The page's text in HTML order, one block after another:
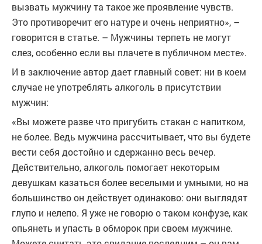
вызвать мужчину та такое же проявление чувств.
Это противоречит его натуре и очень неприятно», –
говорится в статье. – Мужчины терпеть не могут
слез, особенно если вы плачете в публичном месте».
И в заключение автор дает главный совет: ни в коем
случае не употреблять алкоголь в присутствии
мужчин:
«Вы можете разве что пригубить стакан с напитком,
не более. Ведь мужчина рассчитывает, что вы будете
вести себя достойно и сдержанно весь вечер.
Действительно, алкоголь помогает некоторым
девушкам казаться более веселыми и умными, но на
большинство он действует одинаково: они выглядят
глупо и нелепо. Я уже не говорю о таком конфузе, как
опьянеть и упасть в обморок при своем мужчине.